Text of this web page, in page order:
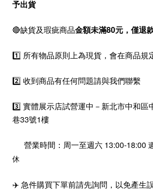
予出貨
🔴缺貨及瑕疵商品金額未滿80元，僅退
1️⃣ 所有物品原則上為現貨，會在商品規
2️⃣ 收到商品有任何問題請與我們聯繫
3️⃣ 實體展示店試營運中－新北市中和區
巷33號1樓
營業時間：周一至週六 13:00-18:00
休
✈️ 急件購買下單前請先詢問，以免產生